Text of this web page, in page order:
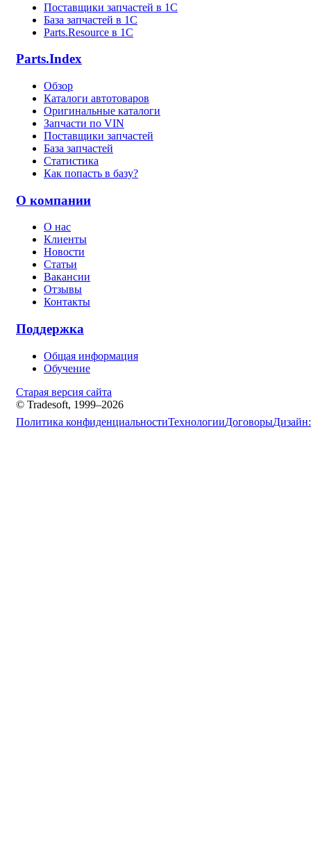
Поставщики запчастей в 1C
База запчастей в 1С
Parts.Resource в 1C
Parts.Index
Обзор
Каталоги автотоваров
Оригинальные каталоги
Запчасти по VIN
Поставщики запчастей
База запчастей
Статистика
Как попасть в базу?
О компании
О нас
Клиенты
Новости
Статьи
Вакансии
Отзывы
Контакты
Поддержка
Общая информация
Обучение
Старая версия сайта
© Tradesoft, 1999–2026
Политика конфиденциальностиТехнологииДоговорыДизайн: